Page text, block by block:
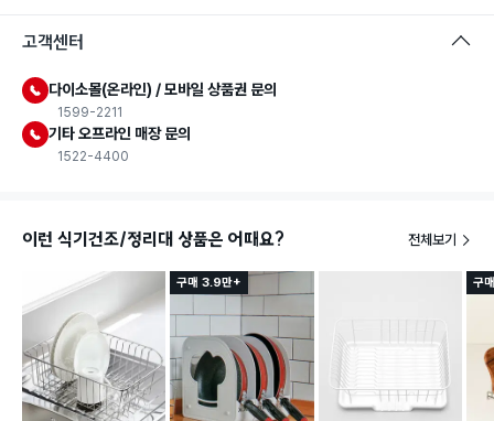
고객센터
다이소몰(온라인) / 모바일 상품권 문의
1599-2211
기타 오프라인 매장 문의
1522-4400
이런 식기건조/정리대 상품은 어때요? 전체보기
구매 3.9만+ 구